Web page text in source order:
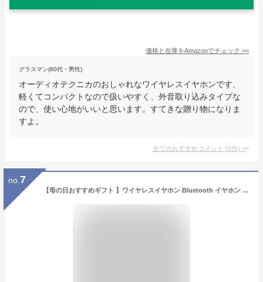
価格と在庫をAmazonでチェック >>
グラスマン(60代・男性)
オーディオテクニカのおしゃれなワイヤレスイヤホンです、
軽くてコンパクトなので扱いやすく、外音取り込みタイプな
ので、使い心地がいいと思います。すてきな贈り物になりま
すよ。
全てのおすすめコメント (1件) >
no. 7
【母の日おすすめギフト 】ワイヤレスイヤホン Bluetooth イヤホン 残量表示 超小型Bluetooth5.4+EDR搭載 Hi-Fi ステレオ ブルートゥースイヤホン ENCノイズキャン 24時間連続再生 片耳/両耳 SBC/AAC 対応 持ち運び便利 通勤/通学 iPhone/Android対応